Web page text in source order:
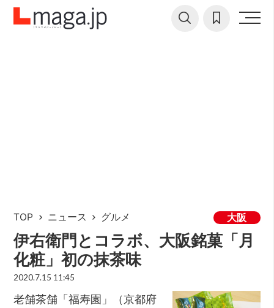
TOP ニュース グルメ 大阪
伊右衛門とコラボ、大阪銘菓「月
化粧」初の抹茶味
2020.7.15 11:45
老舗茶舗「福寿園」（京都府